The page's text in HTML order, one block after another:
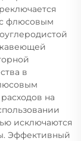
флюсовым
в
на
исключаются
Эффективный